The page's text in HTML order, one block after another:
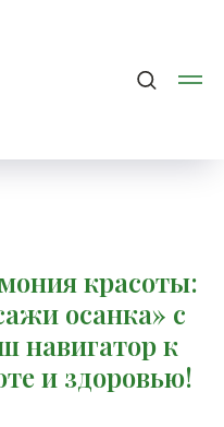
красоты:
осанка» с
навигатор к
и здоровью!